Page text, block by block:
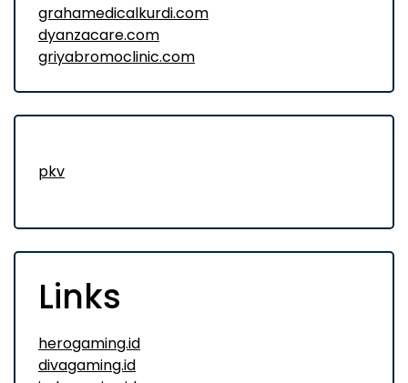
grahamedicalkurdi.com
dyanzacare.com
griyabromoclinic.com
pkv
Links
herogaming.id
divagaming.id